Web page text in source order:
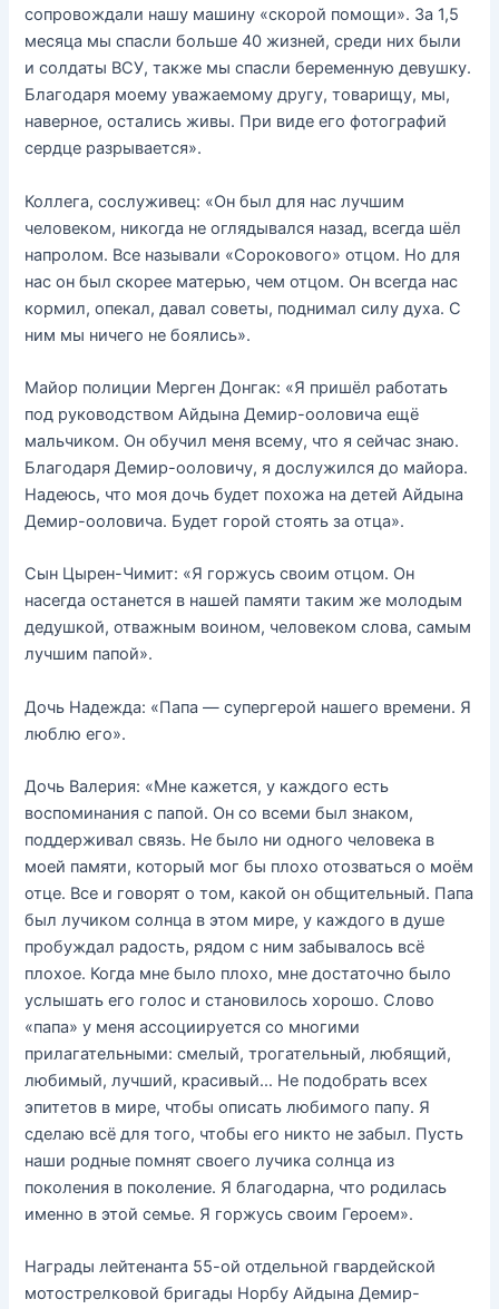
сопровождали нашу машину «скорой помощи». За 1,5
месяца мы спасли больше 40 жизней, среди них были
и солдаты ВСУ, также мы спасли беременную девушку.
Благодаря моему уважаемому другу, товарищу, мы,
наверное, остались живы. При виде его фотографий
сердце разрывается».
Коллега, сослуживец: «Он был для нас лучшим
человеком, никогда не оглядывался назад, всегда шёл
напролом. Все называли «Сорокового» отцом. Но для
нас он был скорее матерью, чем отцом. Он всегда нас
кормил, опекал, давал советы, поднимал силу духа. С
ним мы ничего не боялись».
Майор полиции Мерген Донгак: «Я пришёл работать
под руководством Айдына Демир-ооловича ещё
мальчиком. Он обучил меня всему, что я сейчас знаю.
Благодаря Демир-ооловичу, я дослужился до майора.
Надеюсь, что моя дочь будет похожа на детей Айдына
Демир-ооловича. Будет горой стоять за отца».
Сын Цырен-Чимит: «Я горжусь своим отцом. Он
насегда останется в нашей памяти таким же молодым
дедушкой, отважным воином, человеком слова, самым
лучшим папой».
Дочь Надежда: «Папа — супергерой нашего времени. Я
люблю его».
Дочь Валерия: «Мне кажется, у каждого есть
воспоминания с папой. Он со всеми был знаком,
поддерживал связь. Не было ни одного человека в
моей памяти, который мог бы плохо отозваться о моём
отце. Все и говорят о том, какой он общительный. Папа
был лучиком солнца в этом мире, у каждого в душе
пробуждал радость, рядом с ним забывалось всё
плохое. Когда мне было плохо, мне достаточно было
услышать его голос и становилось хорошо. Слово
«папа» у меня ассоциируется со многими
прилагательными: смелый, трогательный, любящий,
любимый, лучший, красивый… Не подобрать всех
эпитетов в мире, чтобы описать любимого папу. Я
сделаю всё для того, чтобы его никто не забыл. Пусть
наши родные помнят своего лучика солнца из
поколения в поколение. Я благодарна, что родилась
именно в этой семье. Я горжусь своим Героем».
Награды лейтенанта 55-ой отдельной гвардейской
мотострелковой бригады Норбу Айдына Демир-